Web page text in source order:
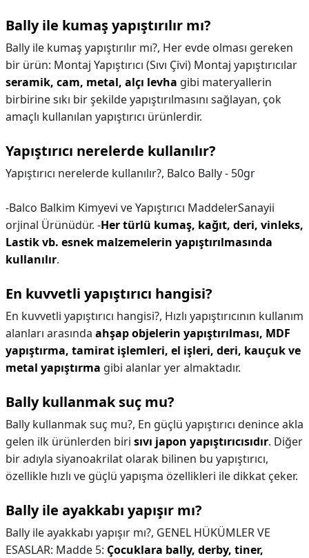
Bally ile kumaş yapıştırılır mı?
Bally ile kumaş yapıştırılır mı?, Her evde olması gereken
bir ürün: Montaj Yapıştırıcı (Sıvı Çivi) Montaj yapıştırıcılar
seramik, cam, metal, alçı levha gibi materyallerin
birbirine sıkı bir şekilde yapıştırılmasını sağlayan, çok
amaçlı kullanılan yapıştırıcı ürünlerdir.
Yapıştırıcı nerelerde kullanılır?
Yapıştırıcı nerelerde kullanılır?, Balco Bally - 50gr
-Balco Balkim Kimyevi ve Yapıştırıcı MaddelerSanayii
orjinal Ürünüdür. -Her türlü kumaş, kağıt, deri, vinleks,
Lastik vb. esnek malzemelerin yapıştırılmasında
kullanılır.
En kuvvetli yapıştırıcı hangisi?
En kuvvetli yapıştırıcı hangisi?, Hızlı yapıştırıcının kullanım
alanları arasında ahşap objelerin yapıştırılması, MDF
yapıştırma, tamirat işlemleri, el işleri, deri, kauçuk ve
metal yapıştırma gibi alanlar yer almaktadır.
Bally kullanmak suç mu?
Bally kullanmak suç mu?, En güçlü yapıştırıcı denince akla
gelen ilk ürünlerden biri sıvı japon yapıştırıcısıdır. Diğer
bir adıyla siyanoakrilat olarak bilinen bu yapıştırıcı,
özellikle hızlı ve güçlü yapışma özellikleri ile dikkat çeker.
Bally ile ayakkabı yapışır mı?
Bally ile ayakkabı yapışır mı?, GENEL HÜKÜMLER VE
ESASLAR: Madde 5: Çocuklara bally, derby, tiner,